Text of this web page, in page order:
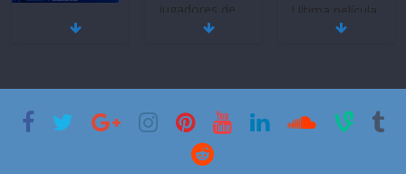
Bosch y
renovable
25 de julio de
Quito se alista
para un nuevo
2026
¿Qué puede
pasar con tu
3 de agosto de